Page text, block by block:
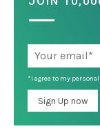
*I agree to my